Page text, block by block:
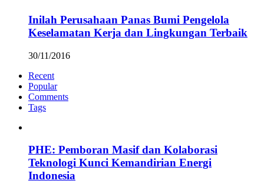
Inilah Perusahaan Panas Bumi Pengelola
Keselamatan Kerja dan Lingkungan Terbaik
30/11/2016
Recent
Popular
Comments
Tags
PHE: Pemboran Masif dan Kolaborasi
Teknologi Kunci Kemandirian Energi
Indonesia